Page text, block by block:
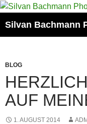
Zum
springen
Silvan Bachmann
BLOG
AUF
1. AUGUST 2014